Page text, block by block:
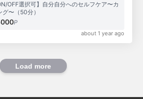
OFF選択可】自分自分へのセルフケア〜カ
〜（50分）
P
about 1 year ago
Load more